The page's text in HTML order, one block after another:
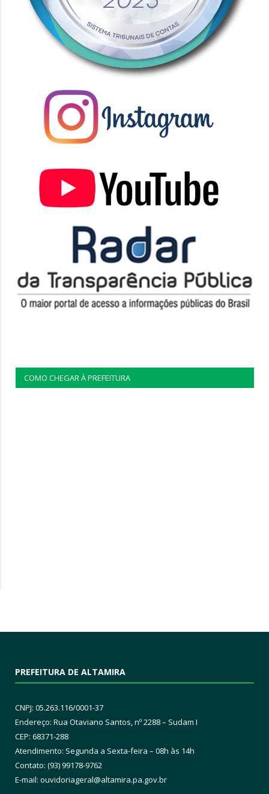
COMO CHEGAR À PREFEITURA
PREFEITURA DE ALTAMIRA
CNPJ: 05.263.116/0001-37
Endereço: Rua Otaviano Santos, nº 2288 – Sudam I
CEP: 68371-288
Atendimento: Segunda a Sexta-feira – 08h às 14h
Contato: (93) 99178-9762
E-mail: ouvidoriageral@altamira.pa.gov.br